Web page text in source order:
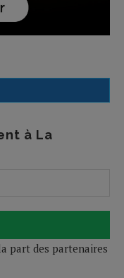
à La
part des partenaires